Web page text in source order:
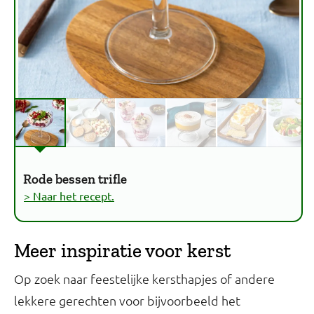
Rode bessen trifle
> Naar het recept.
Meer inspiratie voor kerst
Op zoek naar feestelijke kersthapjes of andere
lekkere gerechten voor bijvoorbeeld het